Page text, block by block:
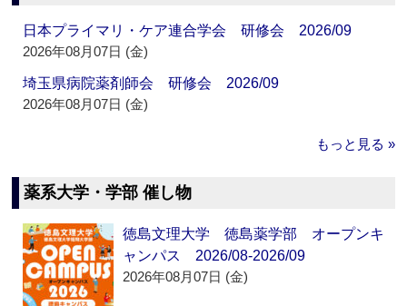
日本プライマリ・ケア連合学会 研修会 2026/09
2026年08月07日 (金)
埼玉県病院薬剤師会 研修会 2026/09
2026年08月07日 (金)
もっと見る »
薬系大学・学部 催し物
徳島文理大学 徳島薬学部 オープンキ
ャンパス 2026/08-2026/09
2026年08月07日 (金)